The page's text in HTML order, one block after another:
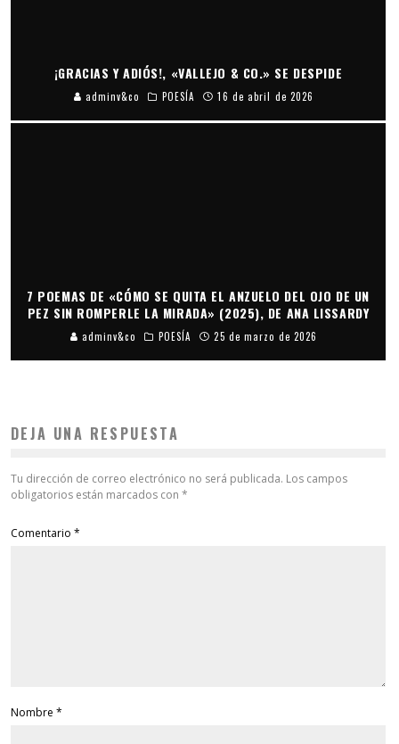
¡GRACIAS Y ADIÓS!, «VALLEJO & CO.» SE DESPIDE
adminv&co POESÍA 16 de abril de 2026
7 POEMAS DE «CÓMO SE QUITA EL ANZUELO DEL OJO DE UN
PEZ SIN ROMPERLE LA MIRADA» (2025), DE ANA LISSARDY
adminv&co POESÍA 25 de marzo de 2026
DEJA UNA RESPUESTA
Tu dirección de correo electrónico no será publicada. Los campos
obligatorios están marcados con *
Comentario *
Nombre *